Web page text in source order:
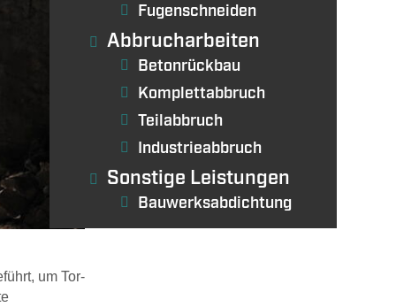
um Tor-
Fugenschneiden
Abbrucharbeiten
Betonrückbau
Komplettabbruch
Teilabbruch
Industrieabbruch
Sonstige Leistungen
Bauwerksabdichtung